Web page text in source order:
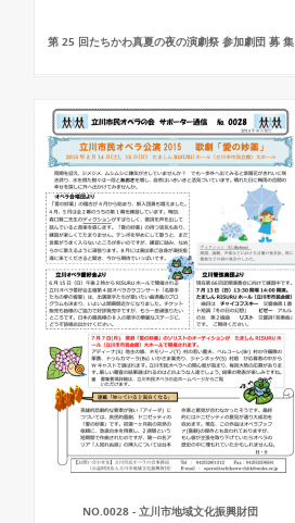
第 25 回たちかわ真夏の夜の演劇祭 参加劇団 募 集
NO.0028 - 立川市地域文化振興財団